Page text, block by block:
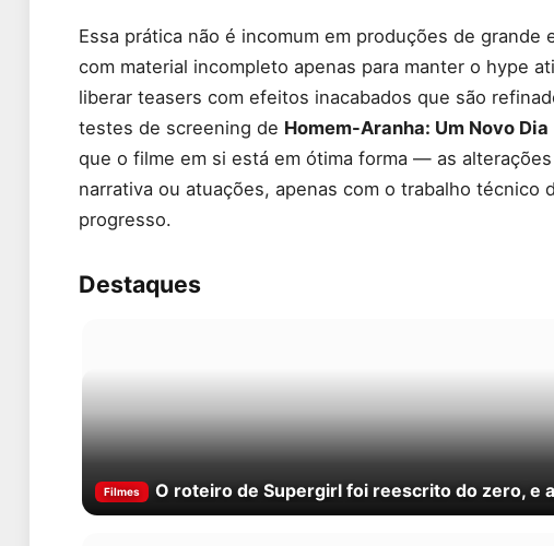
Essa prática não é incomum em produções de
com material incompleto apenas para manter o hype
liberar teasers com efeitos inacabados que são
testes de screening de Homem-Aranha: Um Novo Dia
que o filme em si está em ótima forma — as
narrativa ou atuações, apenas com o trabalho técnico
progresso.
Destaques
Filmes O roteiro de Supergirl foi reescrito do zero, e